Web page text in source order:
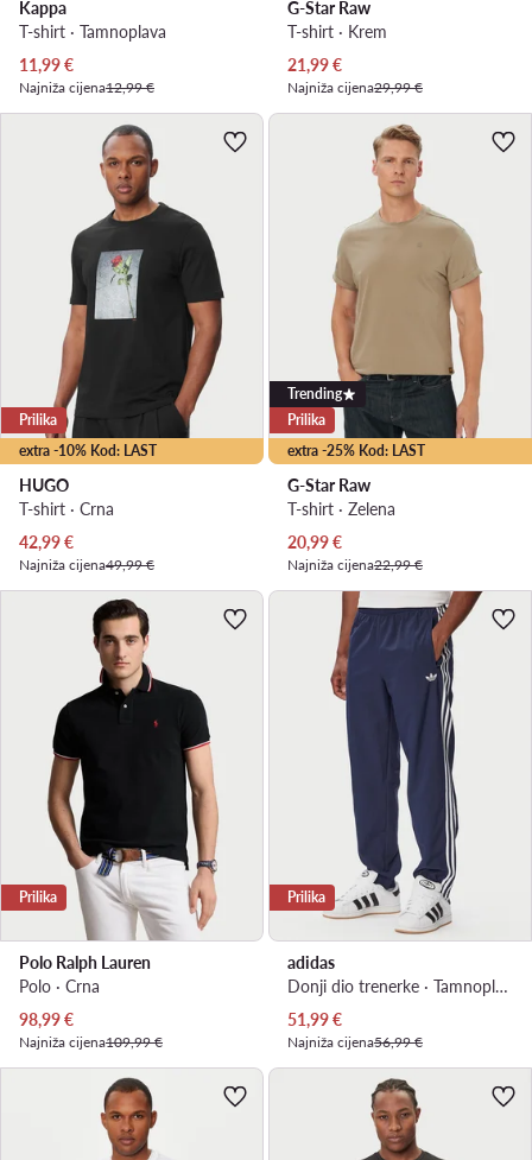
Kappa
T-shirt · Tamnoplava
Trenutna cijena
11,99€
Najniža cijena12,99 €
G-Star Raw
T-shirt · Krem
Trenutna cijena
21,99€
Najniža cijena29,99 €
extra -10% Kod: LAST
Prilika
HUGO
T-shirt · Crna
Trenutna cijena
42,99€
Najniža cijena49,99 €
extra -25% Kod: LAST
Trending
Prilika
G-Star Raw
T-shirt · Zelena
Trenutna cijena
20,99€
Najniža cijena22,99 €
Prilika
Polo Ralph Lauren
Polo · Crna
Trenutna cijena
98,99€
Najniža cijena109,99 €
Prilika
adidas
Donji dio trenerke · Tamnoplava · Regular Fit
Trenutna cijena
51,99€
Najniža cijena56,99 €